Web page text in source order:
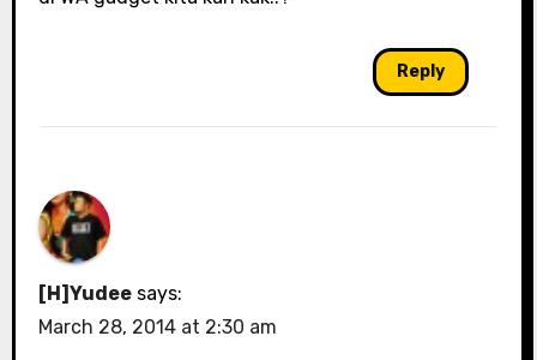
Reply
[H]Yudee says:
March 28, 2014 at 2:30 am